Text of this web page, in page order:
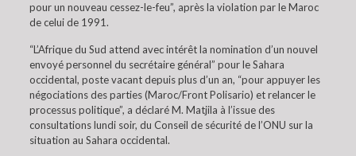
pour un nouveau cessez-le-feu”, après la violation par le Maroc
de celui de 1991.
“L’Afrique du Sud attend avec intérêt la nomination d’un nouvel
envoyé personnel du secrétaire général” pour le Sahara
occidental, poste vacant depuis plus d’un an, “pour appuyer les
négociations des parties (Maroc/Front Polisario) et relancer le
processus politique”, a déclaré M. Matjila à l’issue des
consultations lundi soir, du Conseil de sécurité de l’ONU sur la
situation au Sahara occidental.